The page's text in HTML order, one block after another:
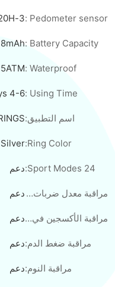
Pedometer sensor :
3-axis SC7A20H
Battery Capacity :
Waterproof :
5ATM
Using Time :
4-6 Days
اسم التطبيق:
Ring Color:
24 Sport Modes: دعم
مراقبة معدل ضربات القلب: دعم
مراقبة الأكسجين في الدم:دعم
مراقبة ضغط الدم:دعم
مراقبة النوم:دعم